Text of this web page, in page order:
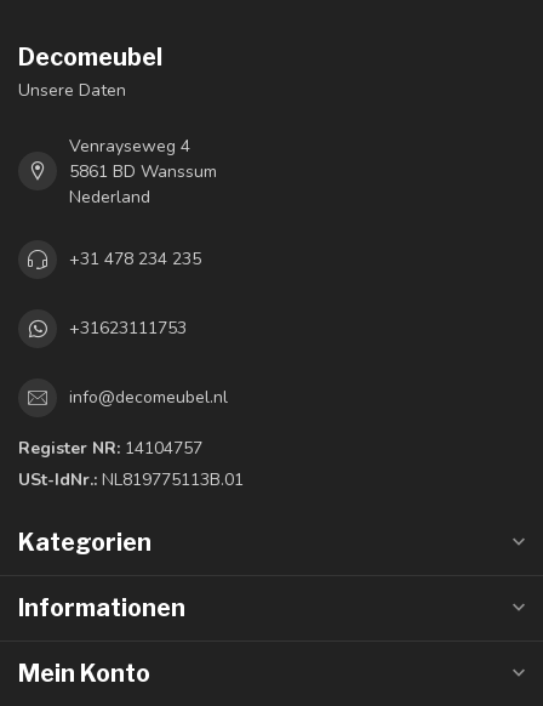
Decomeubel
Unsere Daten
Venrayseweg 4
5861 BD Wanssum
Nederland
+31 478 234 235
+31623111753
info@decomeubel.nl
Register NR: 14104757
USt-IdNr.: NL819775113B.01
Kategorien
Informationen
Mein Konto